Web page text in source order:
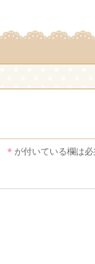
* が付いている欄は